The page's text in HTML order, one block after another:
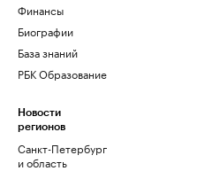
Финансы
Биографии
База знаний
РБК Образование
Новости
регионов
Санкт-Петербург
и область